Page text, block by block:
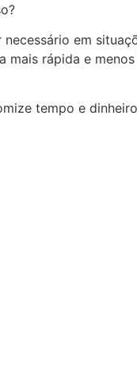
em
mais rápida e
tempo e